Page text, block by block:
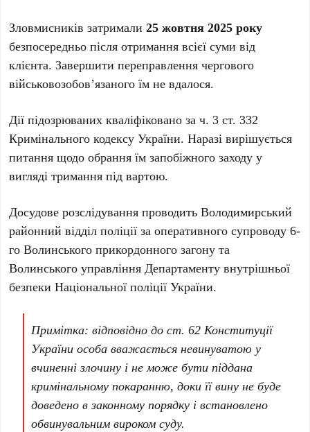
Зловмисників затримали25 жовтня 2025 року
безпосередньо після отримання всієї суми від
клієнта. Завершити переправлення чергового
військовозобов’язаного їм не вдалося.
Дії підозрюваних кваліфіковано за ч. 3 ст. 332
Кримінального кодексу України. Наразі вирішується
питання щодо обрання їм запобіжного заходу у
вигляді тримання під вартою.
Досудове розслідування проводить Володимирський
районний відділ поліції за оперативного супроводу 6-
го Волинського прикордонного загону та
Волинського управління Департаменту внутрішньої
безпеки Національної поліції України.
Примітка: відповідно до ст. 62 Конституції
України особа вважається невинуватою у
вчиненні злочину і не може бути піддана
кримінальному покаранню, доки її вину не буде
доведено в законному порядку і встановлено
обвинувальним вироком суду.